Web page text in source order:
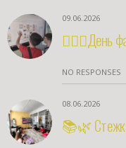
09.06.2026
🧚🏻‍♀️День
NO RESPONSES
08.06.2026
📚🌿